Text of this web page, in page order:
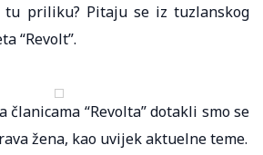
tu priliku? Pitaju se iz tuzlanskog
“Revolt”.
članicama “Revolta” dotakli smo se
žena, kao uvijek aktuelne teme.